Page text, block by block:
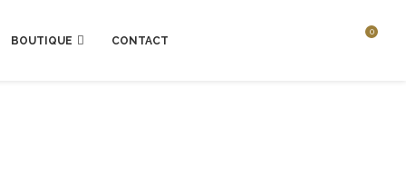
BOUTIQUE CONTACT
0